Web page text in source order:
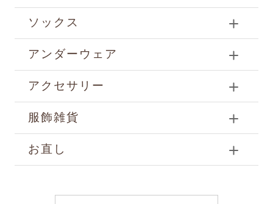
ソックス
アンダーウェア
アクセサリー
服飾雑貨
お直し